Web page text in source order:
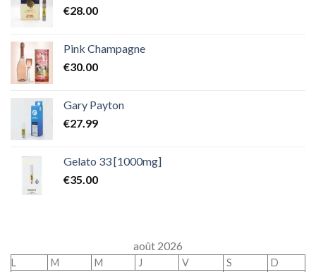
€28.00
Pink Champagne
€30.00
Gary Payton
€27.99
Gelato 33 [1000mg]
€35.00
août 2026
L M M J V S
D